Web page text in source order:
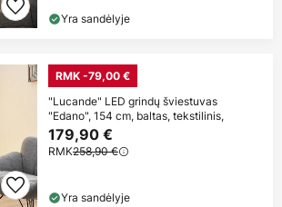
Yra sandėlyje
RMK -79,00 €
"Lucande" LED grindų šviestuvas
"Edano", 154 cm, baltas, tekstilinis,
179,90 €
RMK258,90 €
Yra sandėlyje